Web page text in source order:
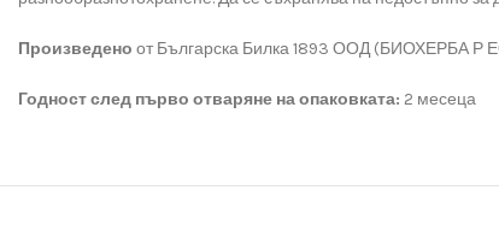
Произведено от Българска Билка 1893 ООД (БИОХЕРБА Р
Годност след първо отваряне на опаковката: 2 месеца